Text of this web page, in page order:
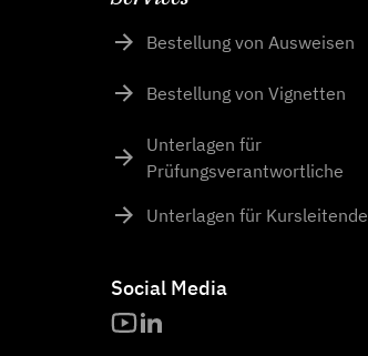
Bestellung von Ausweisen
Bestellung von Vignetten
Unterlagen für
Prüfungsverantwortliche
Unterlagen für Kursleitende
Social Media